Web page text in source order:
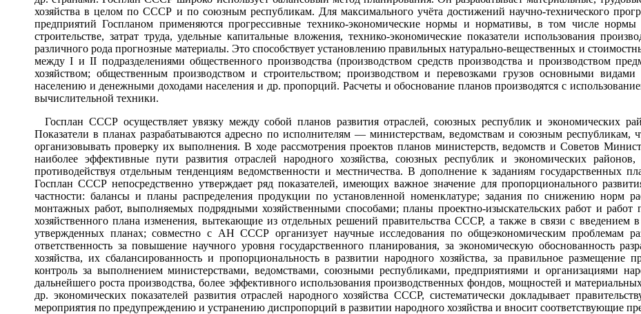
хозяйства в целом по СССР и по союзным республикам. Для максимального учёта достижений научно-технического
предприятий Госпланом применяются прогрессивные технико-экономические нормы и нормативы, в том числе нормы
строительстве, затрат труда, удельные капитальные вложения, технико-экономические показатели использования
различного рода прогнозные материалы. Это способствует установлению правильных натурально-вещественных и
между I и II подразделениями общественного производства (производством средств производства и производством
хозяйством; общественным производством и строительством; производством и перевозками грузов основными
населению и денежными доходами населения и др. пропорций. Расчеты и обоснование планов производятся с
вычислительной техники.
Госплан СССР осуществляет увязку между собой планов развития отраслей, союзных республик и экономических
Показатели в планах разрабатываются адресно по исполнителям — министерствам, ведомствам и союзным республикам,
организовывать проверку их выполнения. В ходе рассмотрения проектов планов министерств, ведомств и Советов
наиболее эффективные пути развития отраслей народного хозяйства, союзных республик и экономических
противодействуя отдельным тенденциям ведомственности и местничества. В дополнение к заданиям государственных
Госплан СССР непосредственно утверждает ряд показателей, имеющих важное значение для пропорционального
частности: балансы и планы распределения продукции по установленной номенклатуре; задания по снижению норм
монтажных работ, выполняемых подрядными хозяйственными способами; планы проектно-изыскательских работ и работ
хозяйственного плана изменения, вытекающие из отдельных решений правительства СССР, а также в связи с
утвержденных планах; совместно с АН СССР организует научные исследования по общеэкономическим проблемам
ответственность за повышение научного уровня государственного планирования, за экономическую обоснованность
хозяйства, их сбалансированность и пропорциональность в развитии народного хозяйства, за правильное размещение
контроль за выполнением министерствами, ведомствами, союзными республиками, предприятиями и организациями
дальнейшего роста производства, более эффективного использования производственных фондов, мощностей и
др. экономических показателей развития отраслей народного хозяйства СССР, систематически докладывает
мероприятия по предупреждению и устранению диспропорций в развитии народного хозяйства и вносит соответствующие